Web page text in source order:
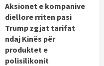
Aksionet e kompanive
diellore rriten pasi
Trump zgjat tarifat
ndaj Kinës për
produktet e
polisilikonit